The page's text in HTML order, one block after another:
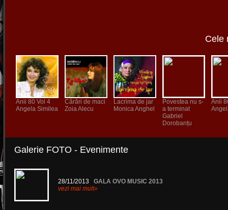
Cele
Anii 80 Vol 4
Angela Similea
Cărări de maci
Zoia Alecu
Lacrima de jar
Monica Anghel
Povestea nu s-
a terminat
Gabriel
Dorobanțu
Anii
Galerie FOTO - Evenimente
28/11/2013
GALA OVO MUSIC 2013
vezi mai mult»